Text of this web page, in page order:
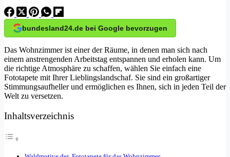
bundesland24.de bei Google bevorzugen
Das Wohnzimmer ist einer der Räume, in denen man sich nach
einem anstrengenden Arbeitstag entspannen und erholen kann. Um
die richtige Atmosphäre zu schaffen, wählen Sie einfach eine
Fototapete mit Ihrer Lieblingslandschaf. Sie sind ein großartiger
Stimmungsaufheller und ermöglichen es Ihnen, sich in jeden Teil der
Welt zu versetzen.
Inhaltsverzeichnis